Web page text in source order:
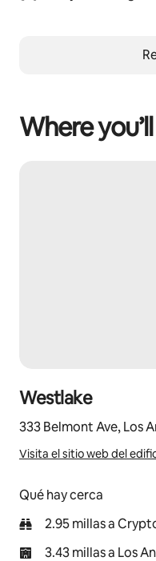
Where
Westlake
333 Belmont Ave, Los
Visita el sitio web del
Qué hay cerca
2.95 millas a
3.43 millas a Los